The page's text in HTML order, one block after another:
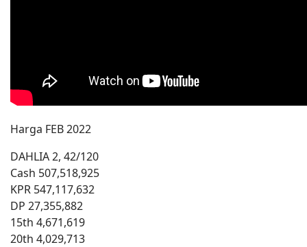
Harga FEB 2022
DAHLIA 2, 42/120
Cash 507,518,925
KPR 547,117,632
DP 27,355,882
15th 4,671,619
20th 4,029,713